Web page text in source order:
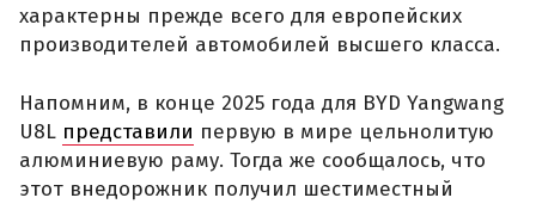
характерны прежде всего для европейских
производителей автомобилей высшего класса.
Напомним, в конце 2025 года для BYD Yangwang
U8L представили первую в мире цельнолитую
алюминиевую раму. Тогда же сообщалось, что
этот внедорожник получил шестиместный